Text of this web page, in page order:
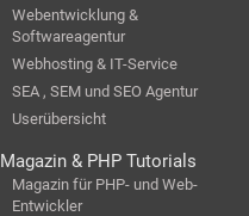
Webentwicklung &
Softwareagentur
Webhosting & IT-Service
SEA , SEM und SEO Agentur
Userübersicht
Magazin & PHP Tutorials
Magazin für PHP- und Web-
Entwickler